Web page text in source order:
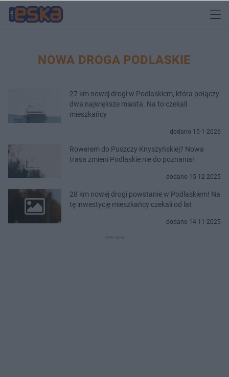
NOWA DROGA PODLASKIE
27 km nowej drogi w Podlaskiem, która połączy
dwa największe miasta. Na to czekali
mieszkańcy
dodano 15-1-2026
Rowerem do Puszczy Knyszyńskiej? Nowa
trasa zmieni Podlaskie nie do poznania!
dodano 15-12-2025
28 km nowej drogi powstanie w Podlaskiem! Na
tę inwestycję mieszkańcy czekali od lat
dodano 14-11-2025